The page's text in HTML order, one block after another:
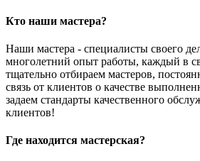
Кто наши мастера?
Наши мастера - специалисты своего
многолетний опыт работы, каждый в
тщательно отбираем мастеров,
связь от клиентов о качестве
задаем стандарты качественного
клиентов!
Где находится мастерская?